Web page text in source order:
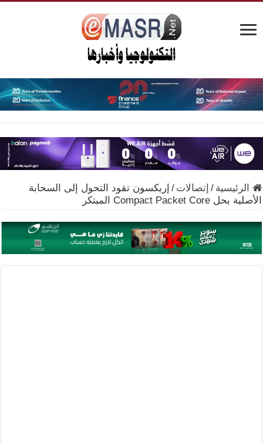
الرئيسية / إتصالات / إريكسون تقود التحول إلى السحابة
الأصلية بحل Compact Packet Core المبتكر